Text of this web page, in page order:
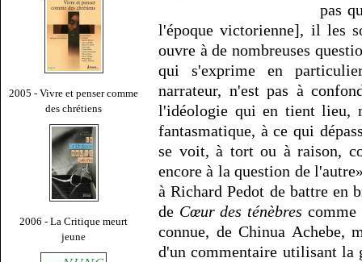
2005 - Vivre et penser comme
des chrétiens
2006 - La Critique meurt
jeune
pas
l'époque victorienne], il les
ouvre à de nombreuses
qui s'exprime en
narrateur, n'est pas à
l'idéologie qui en tient lieu,
fantasmatique, à ce qui
se voit, à tort ou à raison,
encore à la question de
à Richard Pedot de battre en
de Cœur des ténèbres comme
connue, de Chinua Achebe,
d'un commentaire utilisant